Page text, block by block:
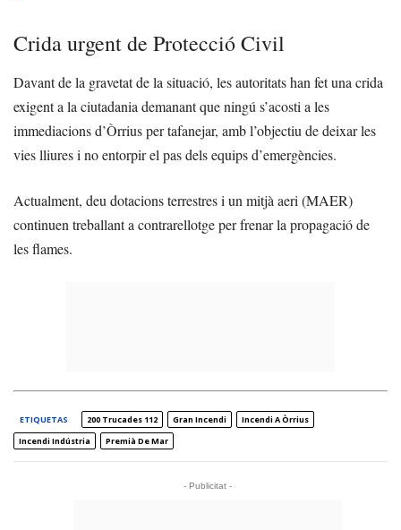
Crida urgent de Protecció Civil
Davant de la gravetat de la situació, les autoritats han fet una crida
exigent a la ciutadania demanant que ningú s’acosti a les
immediacions d’Òrrius per tafanejar, amb l’objectiu de deixar les
vies lliures i no entorpir el pas dels equips d’emergències.
Actualment, deu dotacions terrestres i un mitjà aeri (MAER)
continuen treballant a contrarellotge per frenar la propagació de
les flames.
ETIQUETAS 200 Trucades 112 Gran Incendi
Incendi A Òrrius
Incendi Indústria
Premià De Mar
- Publicitat -